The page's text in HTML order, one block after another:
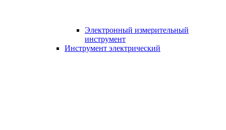
Электронный измерительный
инструмент
Инструмент электрический